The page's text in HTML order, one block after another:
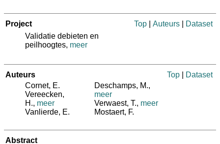
Project Top Auteurs
Dataset
Validatie debieten en
peilhoogtes, meer
Auteurs Top
Dataset
Cornet, E.
Vereecken,
H., meer
Vanlierde, E.
Deschamps, M.,
meer
Verwaest, T., meer
Mostaert, F.
Abstract